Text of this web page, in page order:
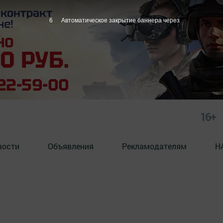
16+
Объявления Рекламодателям
6 Автоматическое закрытие баннера через